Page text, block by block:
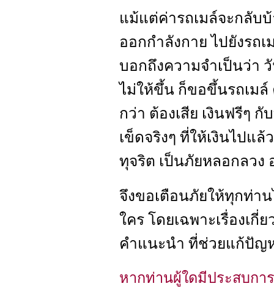
แม้แต่ค่ารถเมล์จะกลับ
ออกกำลังกาย ไปยังรถ
บอกถึงความจำเป็นว่า
ไม่ให้ขึ้น ก็ขอขึ้นรถเมล์
กว่า ต้องเสีย เงินฟรีๆ
เข็ดจริงๆ ที่ให้เงินไปแ
ทุจริต เป็นภัยหลอกลวง
จึงขอเตือนภัยให้ทุกท่า
ใคร โดยเฉพาะเรื่องเกี่
คำแนะนำ ที่ช่วยแก้ปัญ
หากท่านผู้ใดมีประสบกา